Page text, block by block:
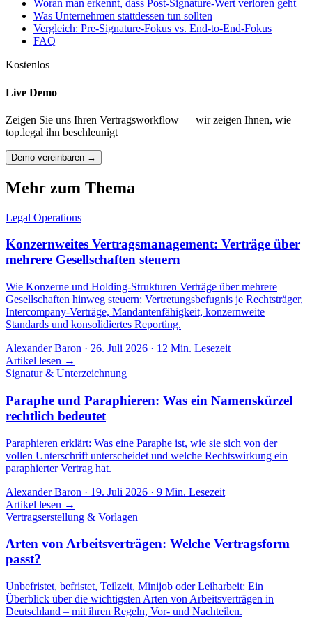
Woran man erkennt, dass Post-Signature-Wert verloren geht
Was Unternehmen stattdessen tun sollten
Vergleich: Pre-Signature-Fokus vs. End-to-End-Fokus
FAQ
Kostenlos
Live Demo
Zeigen Sie uns Ihren Vertragsworkflow — wir zeigen Ihnen, wie
top.legal ihn beschleunigt
Demo vereinbaren →
Mehr zum Thema
Legal Operations
Konzernweites Vertragsmanagement: Verträge über
mehrere Gesellschaften steuern
Wie Konzerne und Holding-Strukturen Verträge über mehrere
Gesellschaften hinweg steuern: Vertretungsbefugnis je Rechtsträger,
Intercompany-Verträge, Mandantenfähigkeit, konzernweite
Standards und konsolidiertes Reporting.
Alexander Baron · 26. Juli 2026 · 12 Min. Lesezeit
Artikel lesen →
Signatur & Unterzeichnung
Paraphe und Paraphieren: Was ein Namenskürzel
rechtlich bedeutet
Paraphieren erklärt: Was eine Paraphe ist, wie sie sich von der
vollen Unterschrift unterscheidet und welche Rechtswirkung ein
paraphierter Vertrag hat.
Alexander Baron · 19. Juli 2026 · 9 Min. Lesezeit
Artikel lesen →
Vertragserstellung & Vorlagen
Arten von Arbeitsverträgen: Welche Vertragsform
passt?
Unbefristet, befristet, Teilzeit, Minijob oder Leiharbeit: Ein
Überblick über die wichtigsten Arten von Arbeitsverträgen in
Deutschland – mit ihren Regeln, Vor- und Nachteilen.